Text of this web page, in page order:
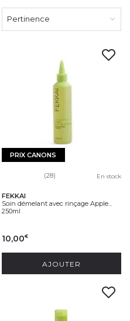
Pertinence
PRIX CANONS
(28) En stock
FEKKAI
Soin démelant avec rinçage Apple...
250ml
10,00€
AJOUTER